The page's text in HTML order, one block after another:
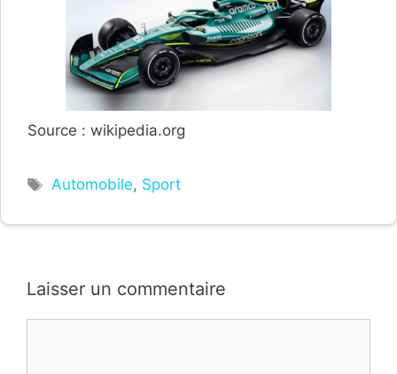
Source : wikipedia.org
Étiquettes
Automobile, Sport
Laisser un commentaire